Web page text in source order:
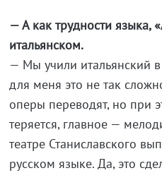
— А как трудности языка,
итальянском.
— Мы учили итальянский
для меня это не так
оперы переводят, но при
теряется, главное —
театре Станиславского
русском языке. Да, это